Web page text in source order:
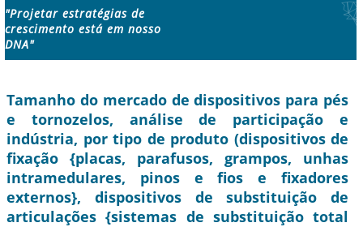
"Projetar estratégias de
crescimento está em nosso
DNA"
Tamanho do mercado de dispositivos para pés
e tornozelos, análise de participação e
indústria, por tipo de produto (dispositivos de
fixação {placas, parafusos, grampos, unhas
intramedulares, pinos e fios e fixadores
externos}, dispositivos de substituição de
articulações {sistemas de substituição total